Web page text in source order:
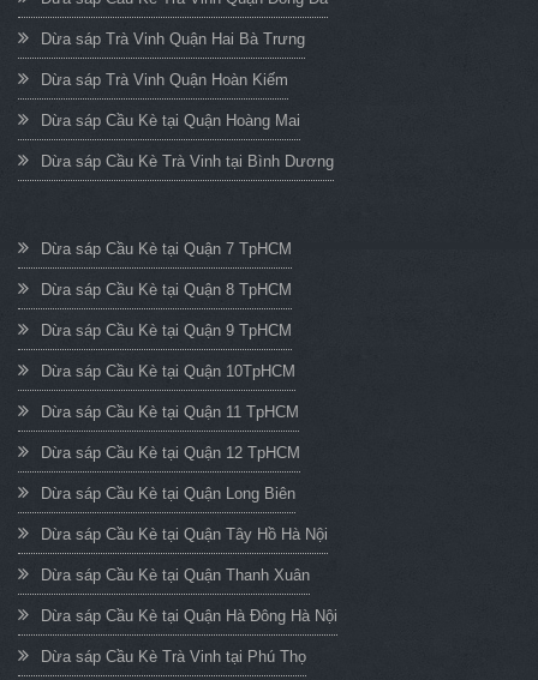
Dừa sáp Trà Vinh Quận Hai Bà Trưng
Dừa sáp Trà Vinh Quận Hoàn Kiếm
Dừa sáp Cầu Kè tại Quận Hoàng Mai
Dừa sáp Cầu Kè Trà Vinh tại Bình Dương
Dừa sáp Cầu Kè tại Quận 7 TpHCM
Dừa sáp Cầu Kè tại Quận 8 TpHCM
Dừa sáp Cầu Kè tại Quận 9 TpHCM
Dừa sáp Cầu Kè tại Quận 10TpHCM
Dừa sáp Cầu Kè tại Quận 11 TpHCM
Dừa sáp Cầu Kè tại Quận 12 TpHCM
Dừa sáp Cầu Kè tại Quận Long Biên
Dừa sáp Cầu Kè tại Quận Tây Hồ Hà Nội
Dừa sáp Cầu Kè tại Quận Thanh Xuân
Dừa sáp Cầu Kè tại Quận Hà Đông Hà Nội
Dừa sáp Cầu Kè Trà Vinh tại Phú Thọ